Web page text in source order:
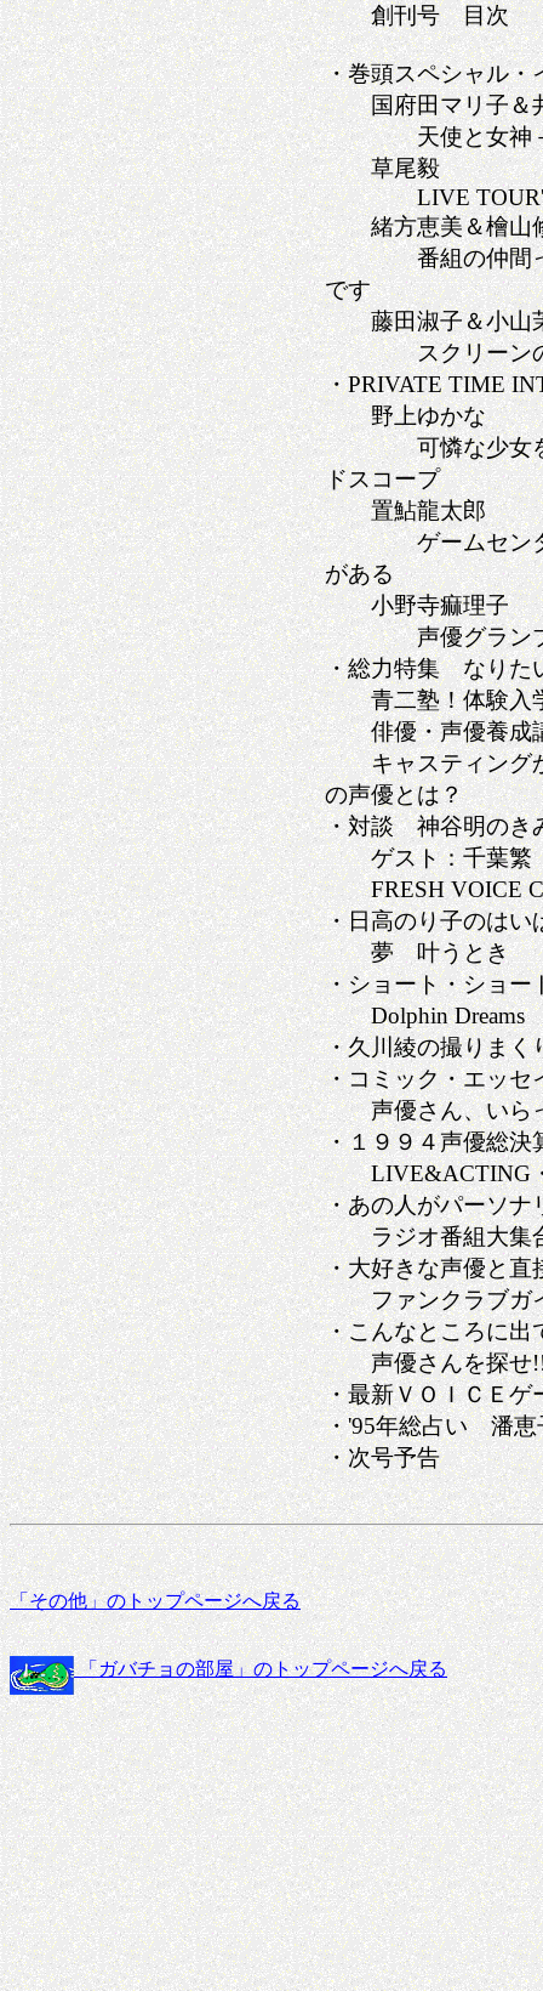
創刊号 目次
・巻頭スペシャル・
国府田マリ子＆
天使と女神－
草尾毅
LIVE TOUR'94
緒方恵美＆檜山
番組の仲間って
です
藤田淑子＆小山
スクリーンの美
・PRIVATE TIME
野上ゆかな
可憐な少女をい
ドスコープ
置鮎龍太郎
ゲームセンター
がある
小野寺痲理子
声優グランプリ
・総力特集 なりた
青二塾！体験入
俳優・声優養成
キャスティングか
の声優とは？
・対談 神谷明のき
ゲスト：千葉繁
FRESH VOICE
・日高のり子のはい
夢 叶うとき イ
・ショート・ショー
Dolphin
・久川綾の撮りまく
・コミック・エッセ
声優さん、いら
・１９９４声優総決
LIVE&ACTING・
・あの人がパーソ
ラジオ番組大集
・大好きな声優と直
ファンクラブガイ
・こんなところに出
声優さんを探せ
・最新ＶＯＩＣＥゲ
・'95年総占い 潘恵
・次号予告
「その他」のトップページへ戻る
「ガバチョの部屋」のトップページへ戻る